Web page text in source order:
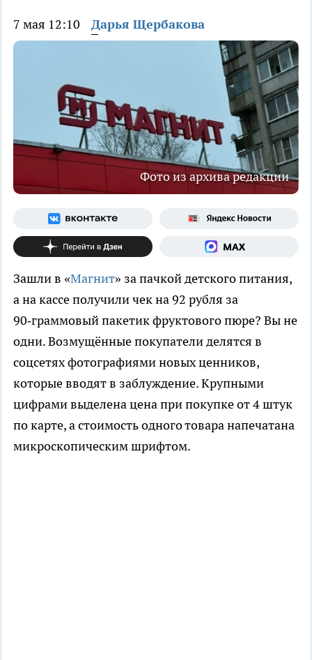
7 мая 12:10 Дарья Щербакова
Фото из архива редакции
Зашли в «Магнит» за пачкой детского питания,
а на кассе получили чек на 92 рубля за
90‑граммовый пакетик фруктового пюре? Вы не
одни. Возмущённые покупатели делятся в
соцсетях фотографиями новых ценников,
которые вводят в заблуждение. Крупными
цифрами выделена цена при покупке от 4 штук
по карте, а стоимость одного товара напечатана
микроскопическим шрифтом.